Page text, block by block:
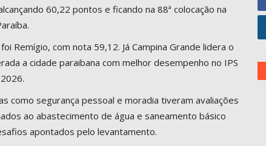
60,22 pontos e ficando na 88ª colocação na
Remígio, com nota 59,12. Já Campina Grande lidera o
a cidade paraibana com melhor desempenho no IPS
2026.
como segurança pessoal e moradia tiveram avaliações
ao abastecimento de água e saneamento básico
apontados pelo levantamento.